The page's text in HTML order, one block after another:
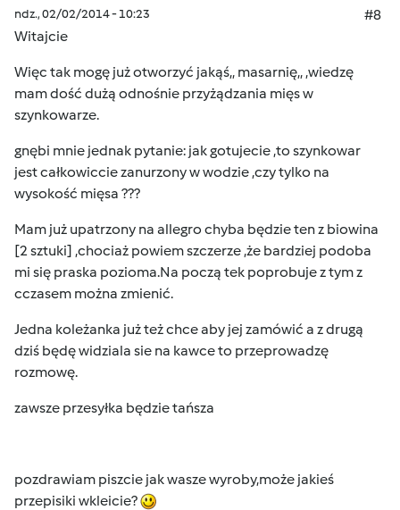
ndz., 02/02/2014 - 10:23
#8
Witajcie
Więc tak mogę już otworzyć jakąś,, masarnię,, ,wiedzę
mam dość dużą odnośnie przyżądzania mięs w
szynkowarze.
gnębi mnie jednak pytanie: jak gotujecie ,to szynkowar
jest całkowiccie zanurzony w wodzie ,czy tylko na
wysokość mięsa ???
Mam już upatrzony na allegro chyba będzie ten z biowina
[2 sztuki] ,chociaż powiem szczerze ,że bardziej podoba
mi się praska pozioma.Na począ tek poprobuje z tym z
cczasem można zmienić.
Jedna koleżanka już też chce aby jej zamówić a z drugą
dziś będę widziala sie na kawce to przeprowadzę
rozmowę.
zawsze przesyłka będzie tańsza
pozdrawiam piszcie jak wasze wyroby,może jakieś
przepisiki wkleicie?